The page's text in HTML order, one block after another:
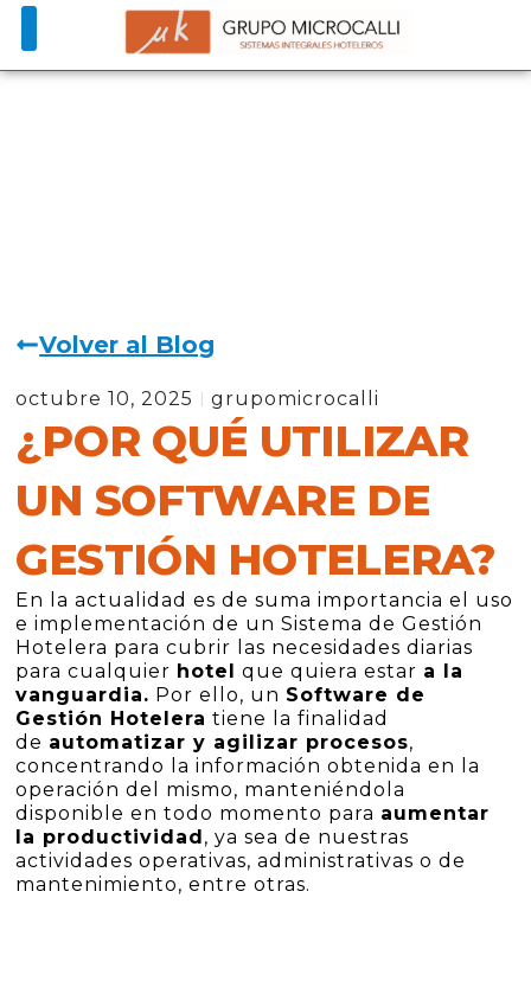
Volver al Blog
octubre 10, 2025 grupomicrocalli
¿POR QUÉ UTILIZAR
UN SOFTWARE DE
GESTIÓN HOTELERA?
En la actualidad es de suma importancia el uso
e implementación de un Sistema de Gestión
Hotelera para cubrir las necesidades diarias
para cualquier hotel que quiera estar a la
vanguardia. Por ello, un Software de
Gestión Hotelera tiene la finalidad
de automatizar y agilizar procesos,
concentrando la información obtenida en la
operación del mismo, manteniéndola
disponible en todo momento para aumentar
la productividad, ya sea de nuestras
actividades operativas, administrativas o de
mantenimiento, entre otras.